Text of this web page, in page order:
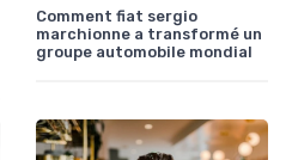
Comment fiat sergio
marchionne a transformé un
groupe automobile mondial